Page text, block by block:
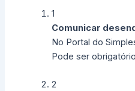
1
Comunicar
No Portal do
Pode ser
2